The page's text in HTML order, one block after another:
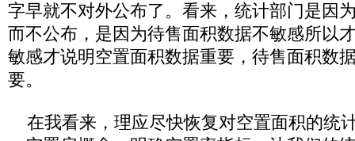
字早就不对外公布了。看来，统计部门是因
而不公布，是因为待售面积数据不敏感所以
敏感才说明空置面积数据重要，待售面积数
要。
在我看来，理应尽快恢复对空置面积的统